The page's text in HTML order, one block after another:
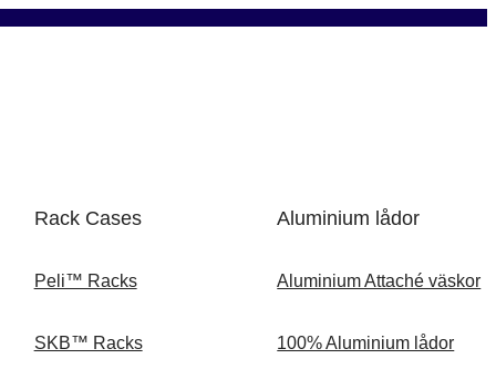
Rack Cases
Peli™ Racks
SKB™ Racks
Aluminium lådor
Aluminium Attaché väskor
100% Aluminium lådor